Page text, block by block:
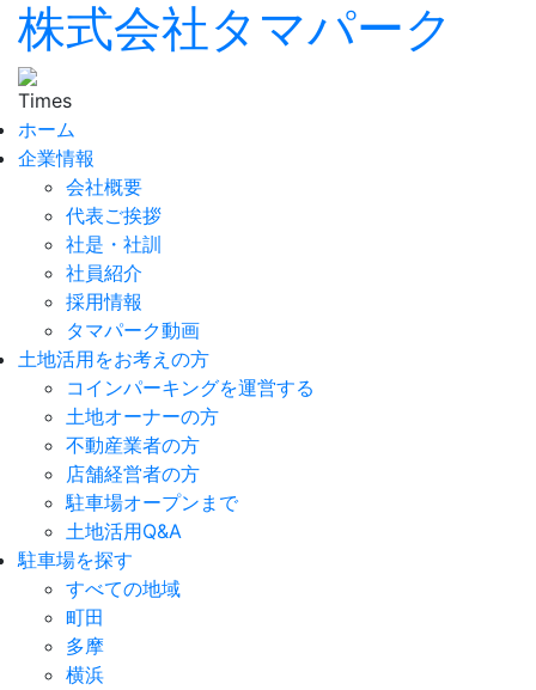
株式会社タマパーク
ホーム
企業情報
会社概要
代表ご挨拶
社是・社訓
社員紹介
採用情報
タマパーク動画
土地活用をお考えの方
コインパーキングを運営する
土地オーナーの方
不動産業者の方
店舗経営者の方
駐車場オープンまで
土地活用Q&A
駐車場を探す
すべての地域
町田
多摩
横浜